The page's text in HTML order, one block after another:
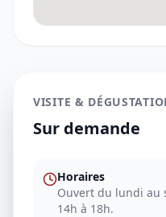
VISITE &
Sur demande
Horaires
Ouvert du lundi au
14h à 18h.